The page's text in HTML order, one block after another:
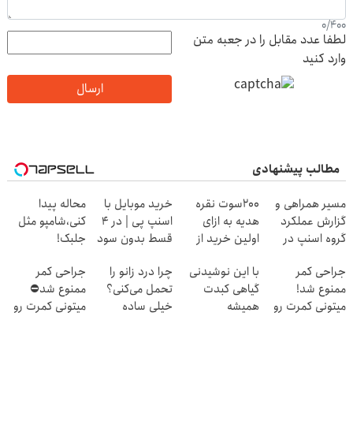
0/400
لطفا عدد مقابل را در جعبه متن
وارد کنید
ارسال
مطالب پیشنهادی
مسیر همراهی و
گزارش عملکرد
گروه اسنپ در
200سوت نقره
هدیه به ازای
اولین خرید از
خرید موبایل با
اسنپ پی | در ۴
قسط بدون سود
محاله پیدا
کنی،شامپو مثل
جلبک!
مجدد40%تخفیف
جراحی کمر
ممنوع شد!
میتونی کمرت رو
با این نوشیدنی
گیاهی کبدت
همیشه
چرا درد زانو را
تحمل می‌کنی؟
خیلی ساده
جراحی کمر
ممنوع شد⛔
میتونی کمرت رو